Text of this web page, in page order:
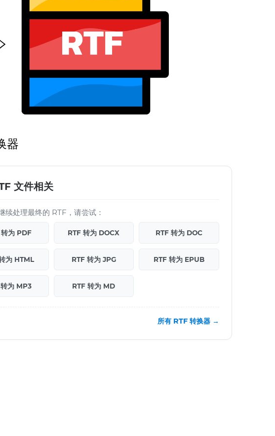
器
文件相关
续处理最终的 RTF，请尝试：
转为 PDF RTF 转为 DOCX RTF 转为 DOC
为 HTML RTF 转为 JPG RTF 转为 EPUB
为 MP3 RTF 转为 MD
所有 RTF 转换器 →